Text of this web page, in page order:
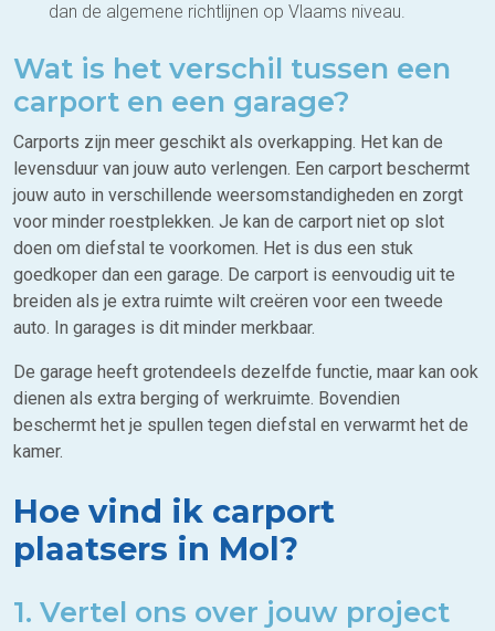
dan de algemene richtlijnen op Vlaams niveau.
Wat is het verschil tussen een
carport en een garage?
Carports zijn meer geschikt als overkapping. Het kan de
levensduur van jouw auto verlengen. Een carport beschermt
jouw auto in verschillende weersomstandigheden en zorgt
voor minder roestplekken. Je kan de carport niet op slot
doen om diefstal te voorkomen. Het is dus een stuk
goedkoper dan een garage. De carport is eenvoudig uit te
breiden als je extra ruimte wilt creëren voor een tweede
auto. In garages is dit minder merkbaar.
De garage heeft grotendeels dezelfde functie, maar kan ook
dienen als extra berging of werkruimte. Bovendien
beschermt het je spullen tegen diefstal en verwarmt het de
kamer.
Hoe vind ik carport
plaatsers in Mol?
1. Vertel ons over jouw project